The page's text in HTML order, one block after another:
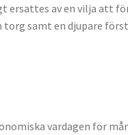
av en vilja att
torg samt en djupare
vardagen för